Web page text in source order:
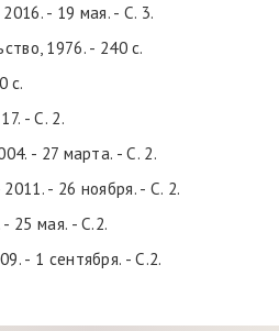
- 19 мая. - С. 3.
1976. - 240 с.
с.
- С. 2.
- 27 марта. - С. 2.
- 26 ноября. - С. 2.
25 мая. - С.2.
- 1 сентября. - С.2.